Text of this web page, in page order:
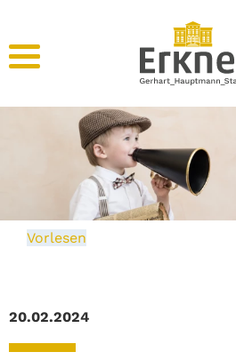
Vorlesen
20.02.2024